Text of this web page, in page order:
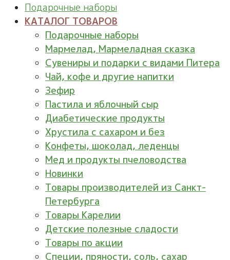
Подарочные наборы
КАТАЛОГ ТОВАРОВ
Подарочные наборы
Мармелад, Мармеладная сказка
Сувениры и подарки с видами Питера
Чай, кофе и другие напитки
Зефир
Пастила и яблочный сыр
Диабетические продукты
Хрустила с сахаром и без
Конфеты, шоколад, леденцы
Мед и продукты пчеловодства
Новинки
Товары производителей из Санкт-
Петербурга
Товары Карелии
Детские полезные сладости
Товары по акции
Специи, пряности, соль, сахар